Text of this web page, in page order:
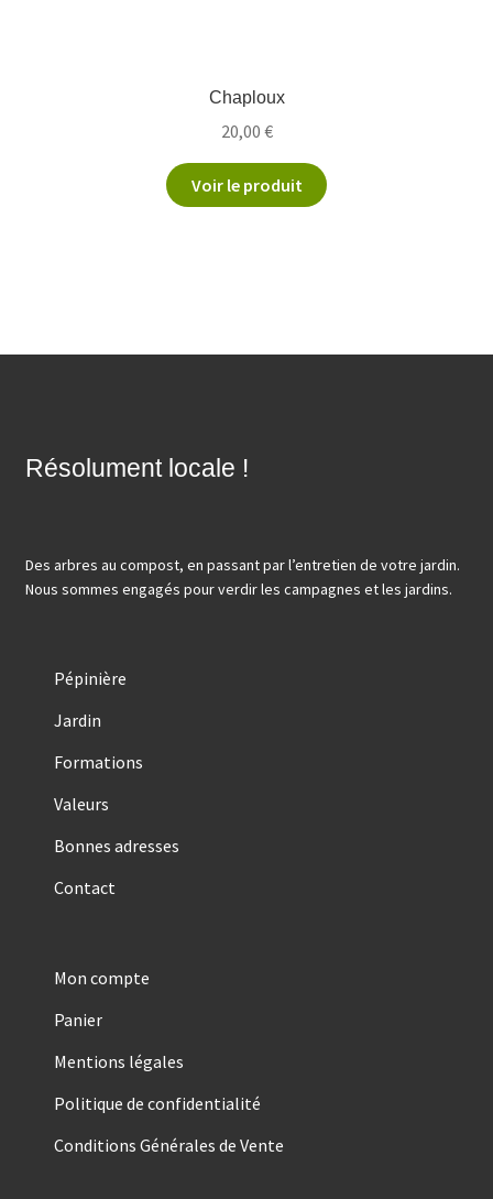
Chaploux
20,00 €
Voir le produit
Résolument locale !
Des arbres au compost, en passant par l’entretien de votre jardin.
Nous sommes engagés pour verdir les campagnes et les jardins.
Pépinière
Jardin
Formations
Valeurs
Bonnes adresses
Contact
Mon compte
Panier
Mentions légales
Politique de confidentialité
Conditions Générales de Vente